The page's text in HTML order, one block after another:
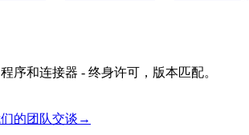
序和连接器 - 终身许可，版本匹配。
的团队交谈 →